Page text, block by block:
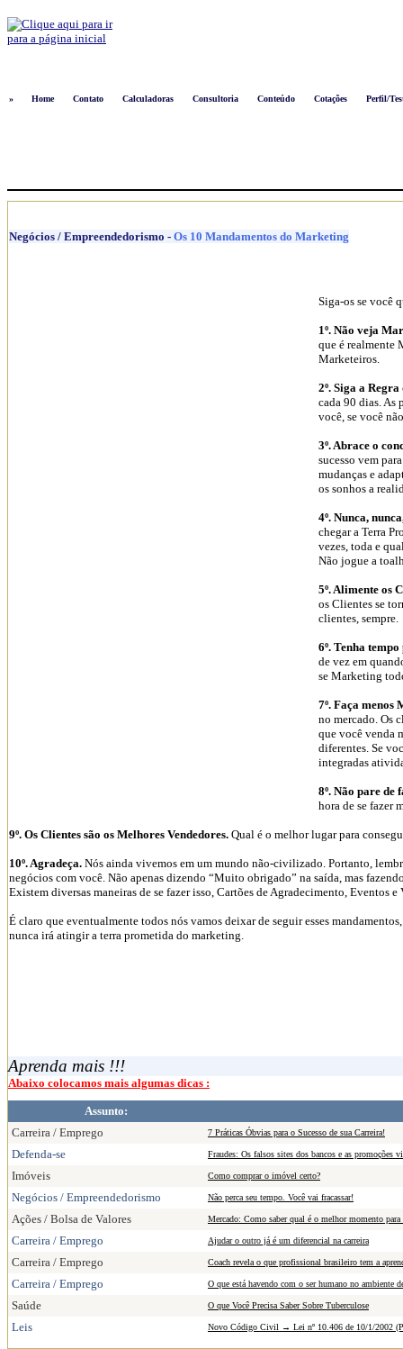
»
Home Contato Calculadoras Consultoria Conteúdo Cotações Perfil/
Negócios / Empreendedorismo - Os 10 Mandamentos do Marketing
Siga-os se você
1º. Não veja
que é realmente
Marketeiros.
2º. Siga a Regra
cada 90 dias. As
você, se você
3º. Abrace o
sucesso vem
mudanças e
os sonhos a
4º. Nunca,
chegar a Terra
vezes, toda e
Não jogue a
5º. Alimente os
os Clientes se
clientes, sempre.
6º. Tenha
de vez em
se Marketing
7º. Faça menos
no mercado. Os
que você venda
diferentes. Se
integradas
8º. Não pare de
hora de se fazer
9º. Os Clientes são os Melhores Vendedores. Qual é o melhor lugar para
10º. Agradeça. Nós ainda vivemos em um mundo não-civilizado. Portanto,
negócios com você. Não apenas dizendo “Muito obrigado” na saída, mas
Existem diversas maneiras de se fazer isso, Cartões de Agradecimento, Eventos e
É claro que eventualmente todos nós vamos deixar de seguir esses
nunca irá atingir a terra prometida do marketing.
Aprenda mais !!!
Abaixo colocamos mais algumas dicas :
Assunto:
Carreira / Emprego
7 Práticas Óbvias para o Sucesso de sua Carreira!
Defenda-se Fraudes: Os falsos sites dos bancos e as promoções
Imóveis Como comprar o imóvel certo?
Negócios / Empreendedorismo Não perca seu tempo. Você vai fracassar!
Ações / Bolsa de Valores Mercado: Como saber qual é o melhor momento para
Carreira / Emprego Ajudar o outro já é um diferencial na carreira
Carreira / Emprego Coach revela o que profissional brasileiro tem a
Carreira / Emprego O que está havendo com o ser humano no ambiente
Saúde O que Você Precisa Saber Sobre Tuberculose
Leis Novo Código Civil → Lei nº 10.406 de 10/1/2002